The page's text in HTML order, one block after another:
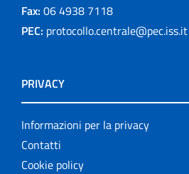
Fax: 06 4938 7118
PEC: protocollo.centrale@pec.iss.it
PRIVACY
Informazioni per la privacy
Contatti
Cookie policy